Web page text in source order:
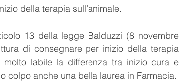
della terapia sull’animale.
13 della legge Balduzzi (8 novembre
di consegnare per inizio della terapia
labile la differenza tra inizio cura e
colpo anche una bella laurea in Farmacia.